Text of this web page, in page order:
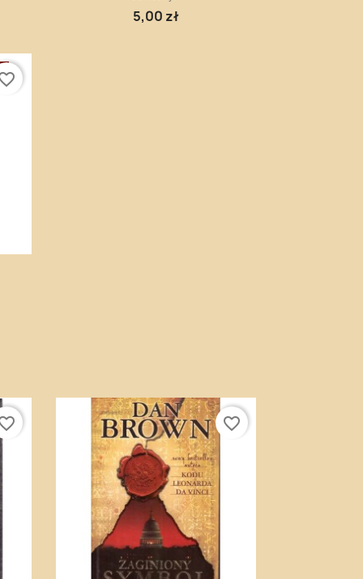
5,00 zł
favorite_border